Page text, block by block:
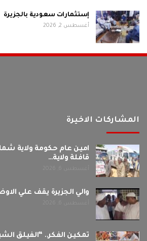
إستثمارات سعودية بالجزيرة
أغسطس 2, 2026
المشاركات الاخيرة
امين عام حكومة ولاية
قافلة ولاية…
والي الجزيرة يقف علي
تمكين الفكر.. “الفيلق